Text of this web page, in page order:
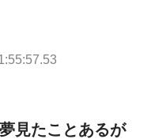
見たことあるが